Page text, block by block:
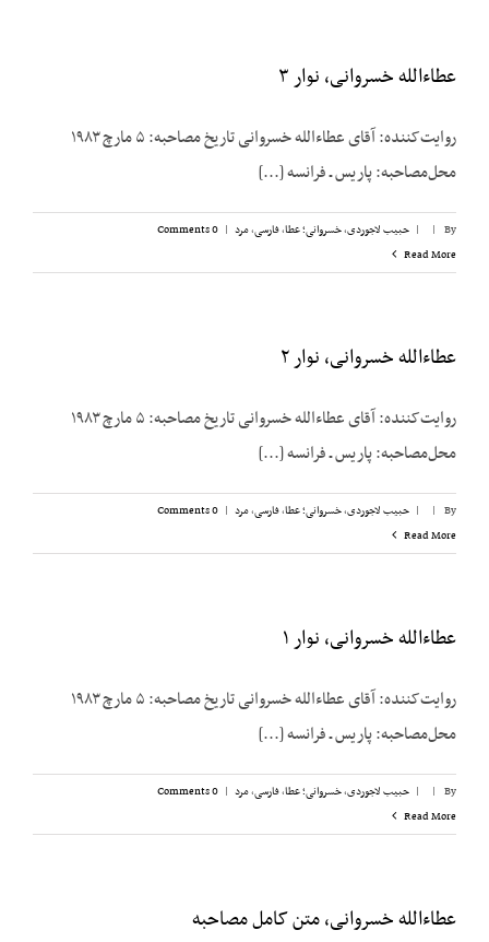
عطاءالله خسروانی، نوار ۳
روایت‌کننده: آقای عطاءالله خسروانی تاریخ مصاحبه: ۵ مارچ ۱۹۸۳
محل‌مصاحبه: پاریس ـ فرانسه [...]
By
|
| حبیب لاجوردی,خسروانی؛ عطا,فارسی,مرد |
0 Comments
Read More
عطاءالله خسروانی، نوار ۲
روایت‌کننده: آقای عطاءالله خسروانی تاریخ مصاحبه: ۵ مارچ ۱۹۸۳
محل‌مصاحبه: پاریس ـ فرانسه [...]
By
|
| حبیب لاجوردی,خسروانی؛ عطا,فارسی,مرد |
0 Comments
Read More
عطاءالله خسروانی، نوار ۱
روایت‌کننده: آقای عطاءالله خسروانی تاریخ مصاحبه: ۵ مارچ ۱۹۸۳
محل‌مصاحبه: پاریس ـ فرانسه [...]
By
|
| حبیب لاجوردی,خسروانی؛ عطا,فارسی,مرد |
0 Comments
Read More
عطاءالله خسروانی، متن کامل مصاحبه